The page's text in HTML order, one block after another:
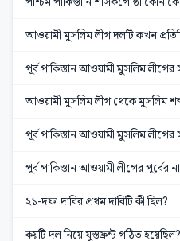
আওয়ামী মুসলিম লীগ দলটি কখন
পূর্ব পাকিস্তান আওয়ামী মুসলিম
আওয়ামী মুসলিম লীগ থেকে মুসলিম
পূর্ব পাকিস্তান আওয়ামী মুসলিম
পূর্ব পাকিস্তান আওয়ামী লীগের পূর্বের
২১-দফা দাবির প্রথম দাবিটি কী ছিল?
কয়টি দল নিয়ে যুস্তফ্রন্ট গঠিত হয়েছিল?